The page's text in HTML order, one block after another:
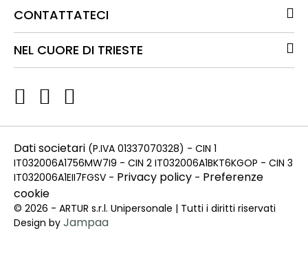
CONTATTATECI
NEL CUORE DI TRIESTE
Dati societari (P.IVA 01337070328) - CIN 1
IT032006A1756MW7I9 - CIN 2 IT032006A1BKT6KGOP - CIN 3
IT032006A1EII7FGSV - Privacy policy - Preferenze
cookie
© 2026 - ARTUR s.r.l. Unipersonale | Tutti i diritti riservati
Design by Jampaa